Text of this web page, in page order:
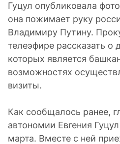
Гуцул опубликовала
она пожимает руку
Владимиру Путину.
телеэфире рассказать о
которых является
возможностях
визиты.
Как сообщалось ранее,
автономии Евгения
марта. Вместе с ней